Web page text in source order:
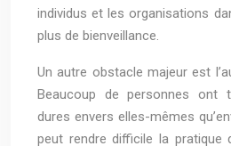
individus et les organisations
plus de bienveillance.
Un autre obstacle majeur est
Beaucoup de personnes ont
dures envers elles-mêmes
peut rendre difficile la pratique